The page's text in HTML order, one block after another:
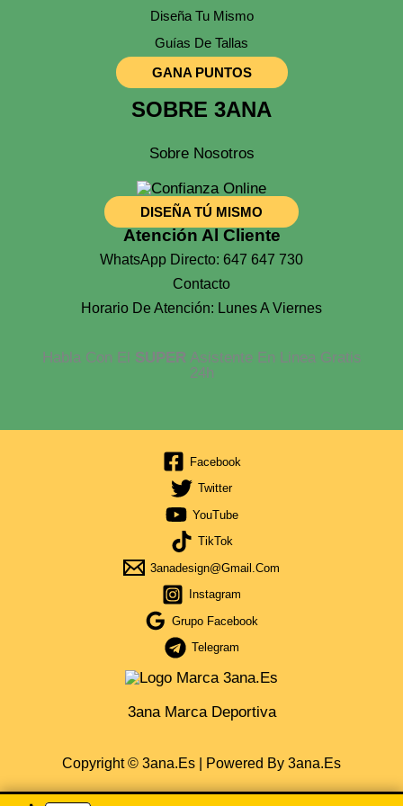
Diseña Tu Mismo
Guías De Tallas
GANA PUNTOS
SOBRE 3ANA
Sobre Nosotros
DISEÑA TÚ MISMO
Atención Al Cliente
WhatsApp Directo: 647 647 730
Contacto
Horario De Atención: Lunes A Viernes
Habla Con El SUPERAsistente En Linea Gratis
24h
Facebook
Twitter
YouTube
TikTok
3anadesign@gmail.com
Instagram
Grupo Facebook
Telegram
3ana Marca Deportiva
Copyright © 3ana.es | Powered By 3ana.es